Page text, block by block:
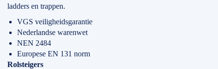
ladders en trappen.
VGS veiligheidsgarantie
Nederlandse warenwet
NEN 2484
Europese EN 131 norm
Rolsteigers